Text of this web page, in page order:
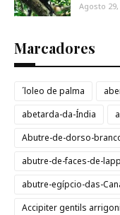
Agosto 29,
Marcadores
´loleo de palma
abetarda-da-Índia
Abutre-de-dorso-
abutre-de-faces-de-
abutre-egípcio-das-
Accipiter gentils arrigoni